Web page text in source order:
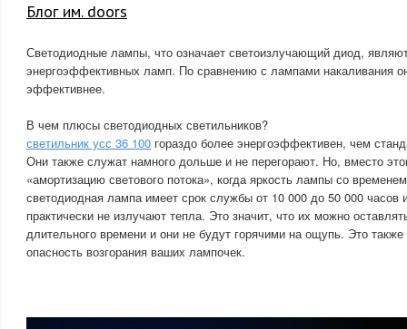
Блог им. doors
Светодиодные лампы, что означает светоизлучающий диод,
энергоэффективных ламп. По сравнению с лампами накаливания
эффективнее.
В чем плюсы светодиодных светильников?
светильник усс 36 100 гораздо более энергоэффективен, чем
Они также служат намного дольше и не перегорают. Но, вместо
«амортизацию светового потока», когда яркость лампы со
светодиодная лампа имеет срок службы от 10 000 до 50 000 часов
практически не излучают тепла. Это значит, что их можно
длительного времени и они не будут горячими на ощупь. Это
опасность возгорания ваших лампочек.